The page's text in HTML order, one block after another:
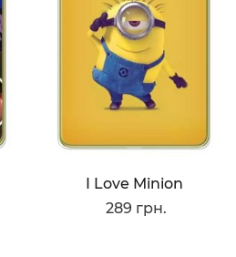
I Love Minion
289 грн.